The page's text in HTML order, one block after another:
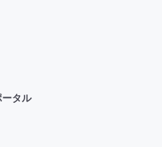
タル